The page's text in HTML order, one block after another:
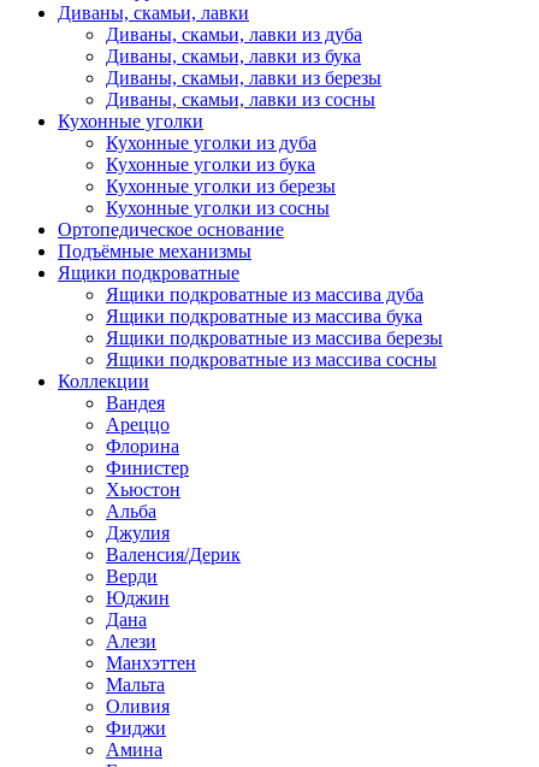
Диваны, скамьи, лавки
Диваны, скамьи, лавки из дуба
Диваны, скамьи, лавки из бука
Диваны, скамьи, лавки из березы
Диваны, скамьи, лавки из сосны
Кухонные уголки
Кухонные уголки из дуба
Кухонные уголки из бука
Кухонные уголки из березы
Кухонные уголки из сосны
Ортопедическое основание
Подъёмные механизмы
Ящики подкроватные
Ящики подкроватные из массива дуба
Ящики подкроватные из массива бука
Ящики подкроватные из массива березы
Ящики подкроватные из массива сосны
Коллекции
Вандея
Ареццо
Флорина
Финистер
Хьюстон
Альба
Джулия
Валенсия/Дерик
Верди
Юджин
Дана
Алези
Манхэттен
Мальта
Оливия
Фиджи
Амина